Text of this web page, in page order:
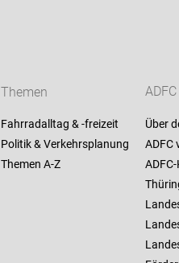
Themen
Fahrradalltag & -freizeit
Politik & Verkehrsplanung
Themen A-Z
Über
ADFC